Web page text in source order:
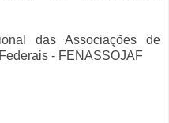
das Associações de
- FENASSOJAF